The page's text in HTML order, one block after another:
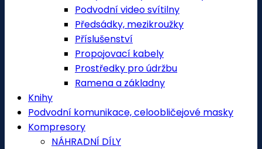
Podvodní video svítilny
Předsádky, mezikroužky
Příslušenství
Propojovací kabely
Prostředky pro údržbu
Ramena a základny
Knihy
Podvodní komunikace, celoobličejové masky
Kompresory
NÁHRADNÍ DÍLY